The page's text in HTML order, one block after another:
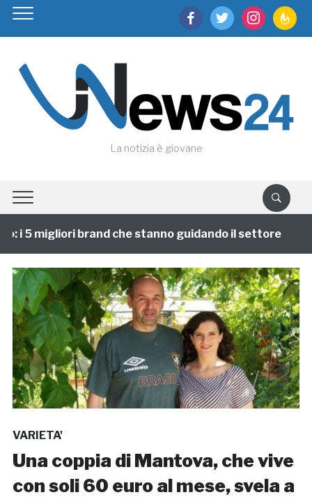
facebooktwitter instagram
La notizia è giovane
5 migliori brand che stanno guidando il settore
VARIETA'
Una coppia di Mantova, che vive
con soli 60 euro al mese, svela a